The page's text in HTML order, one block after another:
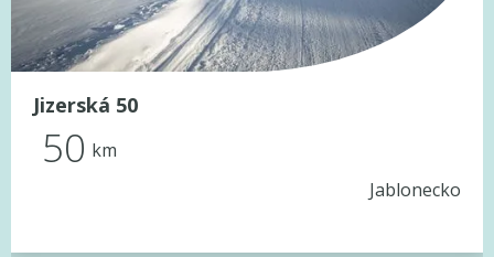
Jizerská 50
50 km
Jablonecko